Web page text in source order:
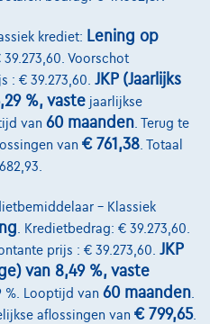
panodak dig.airco alu19
Automaat 160 kW ( 218 PK )
krediet: Lening op
39.273,60. Voorschot
: € 39.273,60. JKP (Jaarlijks
%, vaste jaarlijkse
van 60 maanden . Terug te
van € 761,38 . Totaal
– Klassiek
. Kredietbedrag: € 39.273,60.
prijs : € 39.273,60. JKP
van 8,49 %, vaste
%. Looptijd van 60 maanden
aflossingen van € 799,65.